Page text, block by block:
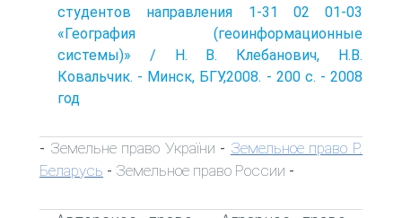
студентов направления 1-31 02 01-03
«География (геоинформационные
системы)» / Н. В. Клебанович, Н.В.
Ковальчик. - Минск, БГУ,2008. - 200 с. - 2008
год
- Земельне право України - Земельное право Р.
Беларусь - Земельное право России -